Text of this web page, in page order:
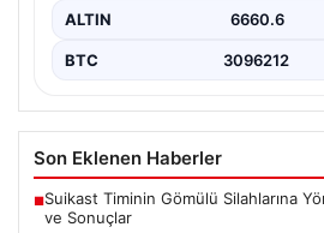
ALTIN 6660.6
BTC 3096212
Son Eklenen Haberler
■Suikast Timinin Gömülü Silahlarına
ve Sonuçlar